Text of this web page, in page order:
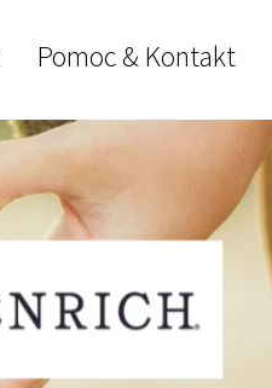
Pomoc & Kontakt